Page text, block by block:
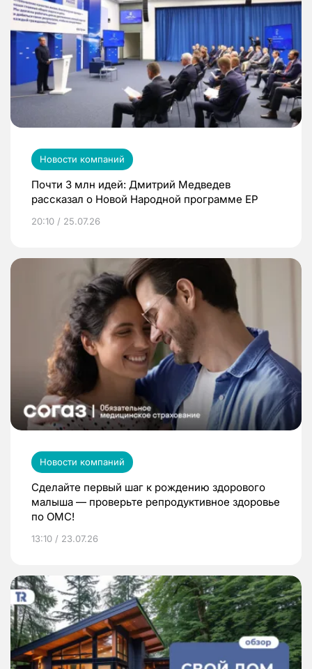
Новости компаний
Почти 3 млн идей: Дмитрий Медведев
рассказал о Новой Народной программе ЕР
20:10 / 25.07.26
Новости компаний
Сделайте первый шаг к рождению здорового
малыша — проверьте репродуктивное здоровье
по ОМС!
13:10 / 23.07.26